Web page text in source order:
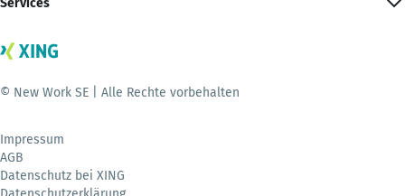
Services
© New Work SE | Alle Rechte vorbehalten
Impressum
AGB
Datenschutz bei XING